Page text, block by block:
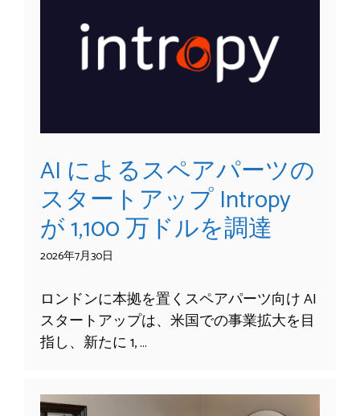
AI によるスペアパーツの
スタートアップ Intropy
が 1,100 万ドルを調達
2026年7月30日
ロンドンに本拠を置くスペアパーツ向け AI
スタートアップは、米国での事業拡大を目
指し、新たに 1, …